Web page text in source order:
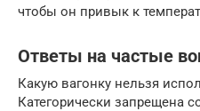
чтобы он привык к
Ответы на частые
Какую вагонку нельзя
Категорически запрещена